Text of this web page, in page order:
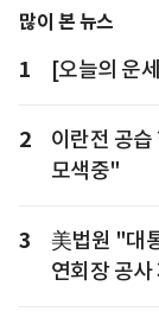
많이 본 뉴스
1 [오늘의 운
2
이란전 공
모색중"
3
美법원 "대
연회장 공사